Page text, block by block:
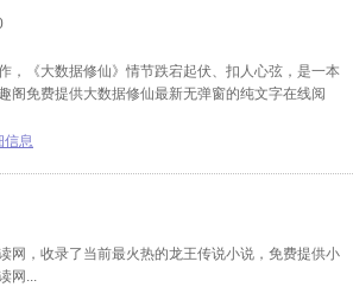
，《大数据修仙》情节跌宕起伏、扣人心弦，是一本
阁免费提供大数据修仙最新无弹窗的纯文字在线阅
信息
网，收录了当前最火热的龙王传说小说，免费提供小
网